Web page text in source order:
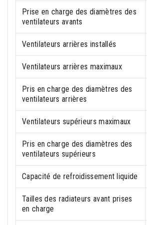
Prise en charge des diamètres des
ventilateurs avants
Ventilateurs arrières installés
Ventilateurs arrières maximaux
Pris en charge des diamètres des
ventilateurs arrières
Ventilateurs supérieurs maximaux
Pris en charge des diamètres des
ventilateurs supérieurs
Capacité de refroidissement liquide
Tailles des radiateurs avant prises
en charge